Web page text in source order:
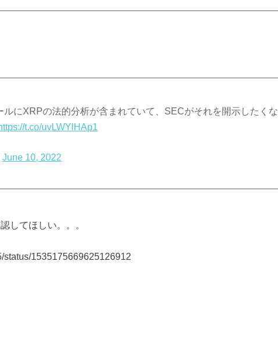
にXRPの法的分析が含まれていて、SECがそれを開示したくな
t.co/uvLWYlHAp1
June 10, 2022
してほしい。。。
status/1535175669625126912